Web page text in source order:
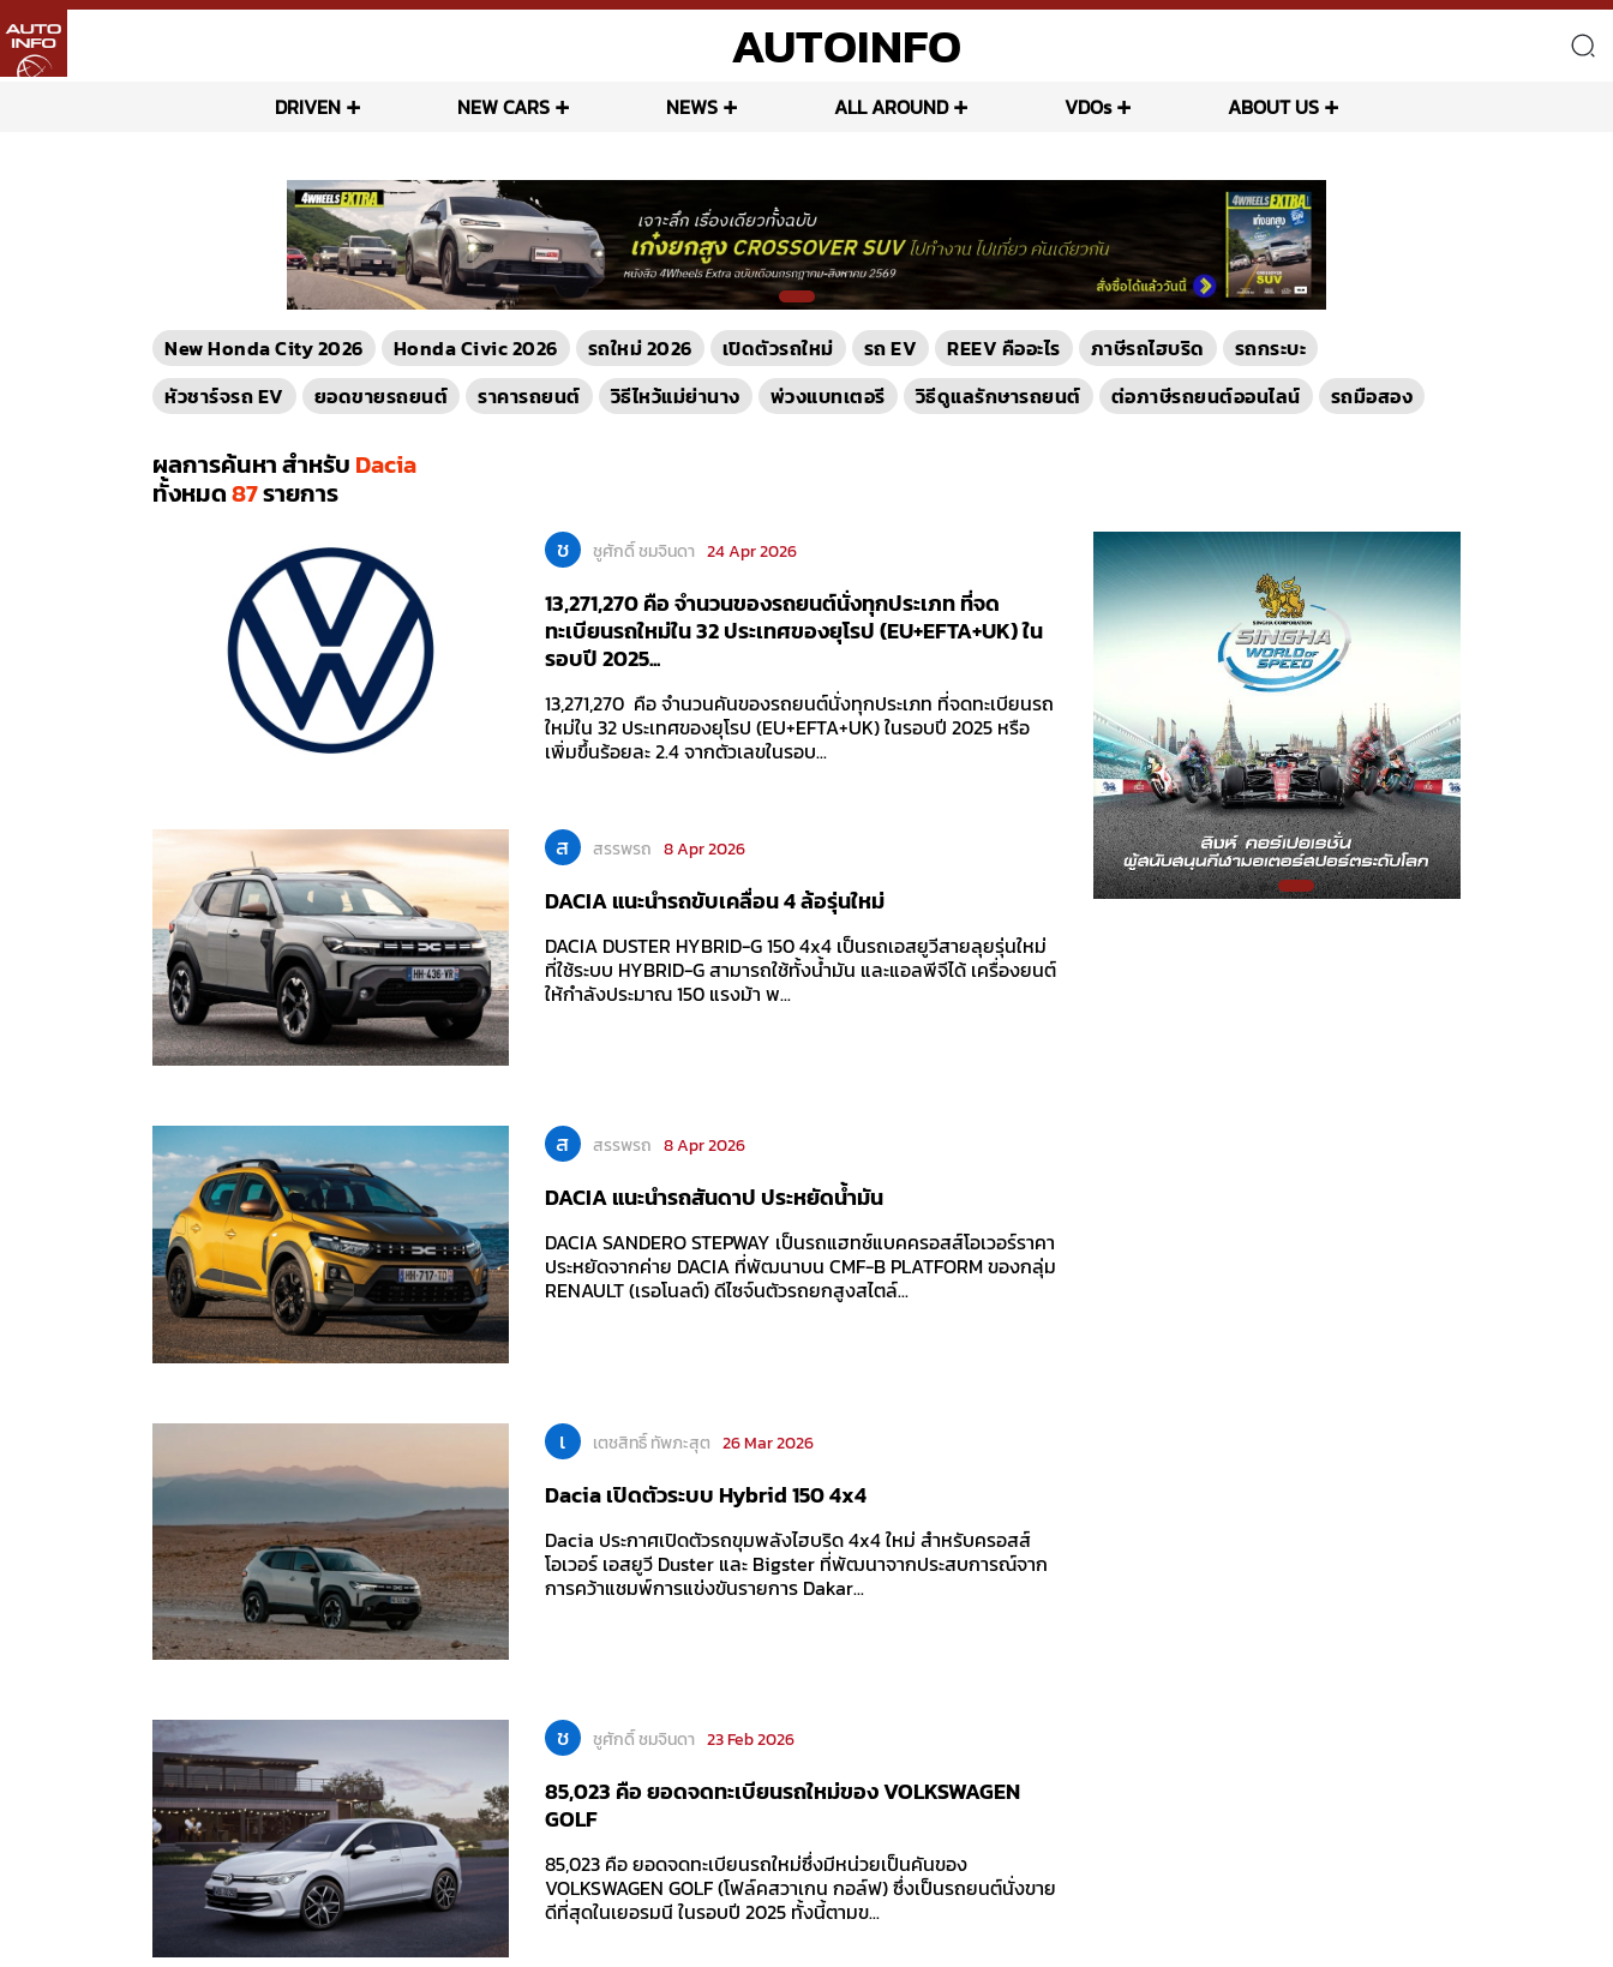
AUTOINFO
DRIVEN NEW CARS NEWS ALL AROUND VDOs ABOUT US
New Honda City 2026 Honda Civic 2026 รถใหม่ 2026 เปิดตัวรถใหม่ รถ EV REEV คืออะไร ภาษีรถไฮบริด
รถกระบะ
หัวชาร์จรถ EV
ยอดขายรถยนต์ ราคารถยนต์ วิธีไหว้แม่ย่านาง พ่วงแบทเตอรี วิธีดูแลรักษารถยนต์ ต่อภาษีรถยนต์ออนไลน์ รถมือสอง
ผลการค้นหา สำหรับ Dacia
ทั้งหมด87รายการ
ช ชูศักดิ์ ชมจินดา 24 Apr 2026
13,271,270 คือ จำนวนของรถยนต์นั่งทุกประเภท ที่จด
ทะเบียนรถใหม่ใน 32 ประเทศของยุโรป (EU+EFTA+UK) ใน
รอบปี 2025...
13,271,270 คือ จำนวนคันของรถยนต์นั่งทุกประเภท ที่จดทะเบียนรถ
ใหม่ใน 32 ประเทศของยุโรป (EU+EFTA+UK) ในรอบปี 2025 หรือ
เพิ่มขึ้นร้อยละ 2.4 จากตัวเลขในรอบ...
ส สรรพรถ 8 Apr 2026
DACIA แนะนำรถขับเคลื่อน 4 ล้อรุ่นใหม่
DACIA DUSTER HYBRID-G 150 4x4 เป็นรถเอสยูวีสายลุยรุ่นใหม่
ที่ใช้ระบบ HYBRID-G สามารถใช้ทั้งน้ำมัน และแอลพีจีได้ เครื่องยนต์
ให้กำลังประมาณ 150 แรงม้า พ...
ส สรรพรถ 8 Apr 2026
DACIA แนะนำรถสันดาป ประหยัดน้ำมัน
DACIA SANDERO STEPWAY เป็นรถแฮทช์แบคครอสส์โอเวอร์ราคา
ประหยัดจากค่าย DACIA ที่พัฒนาบน CMF-B PLATFORM ของกลุ่ม
RENAULT (เรอโนลต์) ดีไซจ์นตัวรถยกสูงสไตล์...
เ เตชสิทธิ์ ทัพภะสุต 26 Mar 2026
Dacia เปิดตัวระบบ Hybrid 150 4x4
Dacia ประกาศเปิดตัวรถขุมพลังไฮบริด 4x4 ใหม่ สำหรับครอสส์
โอเวอร์ เอสยูวี Duster และ Bigster ที่พัฒนาจากประสบการณ์จาก
การคว้าแชมพ์การแข่งขันรายการ Dakar...
ช ชูศักดิ์ ชมจินดา 23 Feb 2026
85,023 คือ ยอดจดทะเบียนรถใหม่ของ VOLKSWAGEN
GOLF
85,023 คือ ยอดจดทะเบียนรถใหม่ซึ่งมีหน่วยเป็นคันของ
VOLKSWAGEN GOLF (โฟล์คสวาเกน กอล์ฟ) ซึ่งเป็นรถยนต์นั่งขาย
ดีที่สุดในเยอรมนี ในรอบปี 2025 ทั้งนี้ตามข...